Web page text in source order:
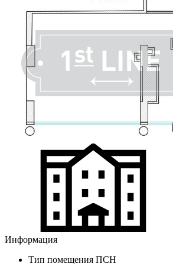
Информация
Тип помещения ПСН